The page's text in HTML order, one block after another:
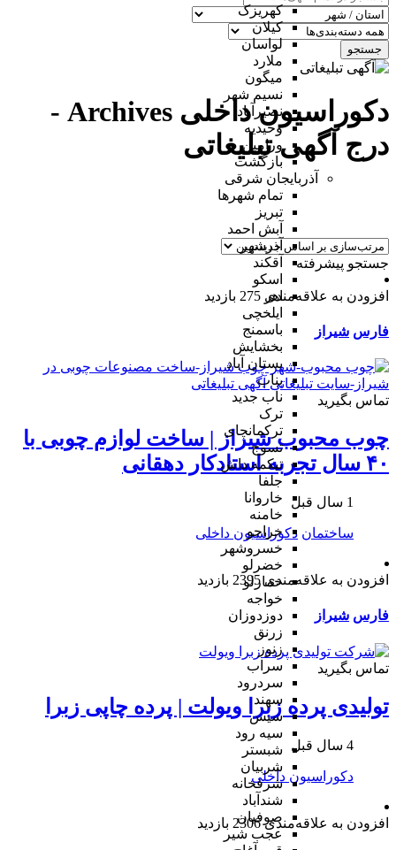
کهریزک
کیلان
لواسان
ملارد
میگون
نسیم شهر
نصیرآباد
وحیدیه
ورامین
بازگشت
آذربایجان شرقی
تمام شهر‌ها
تبریز
آبش احمد
آذرشهر
آقکند
اسکو
اهر
ایلخچی
باسمنج
بخشایش
بستان آباد
بناب
ناب جدید
ترک
ترکمانچای
تسوج
تیکمه داش
جلفا
خاروانا
خامنه
خراجو
خسروشهر
خضرلو
خمارلو
خواجه
دوزدوزان
زرنق
زنوز
سراب
سردرود
سهند
سیس
سیه رود
شبستر
شربیان
شرفخانه
شندآباد
صوفیان
عجب شیر
جستجو
دکوراسیون داخلی Archives -
درج آگهی تبلیغاتی
جستجو پیشرفته
افزودن به علاقه‌مندی 275 بازدید
فارس شیراز
تماس بگیرید
چوب محبوب شیراز | ساخت لوازم چوبی با
۴۰ سال تجربه استادکار دهقانی
1 سال قبل
ساختمان دکوراسیون داخلی
افزودن به علاقه‌مندی 2395 بازدید
فارس شیراز
تماس بگیرید
تولیدی پرده زبرا ویولت | پرده چاپی زبرا
4 سال قبل
دکوراسیون داخلی
افزودن به علاقه‌مندی 2306 بازدید